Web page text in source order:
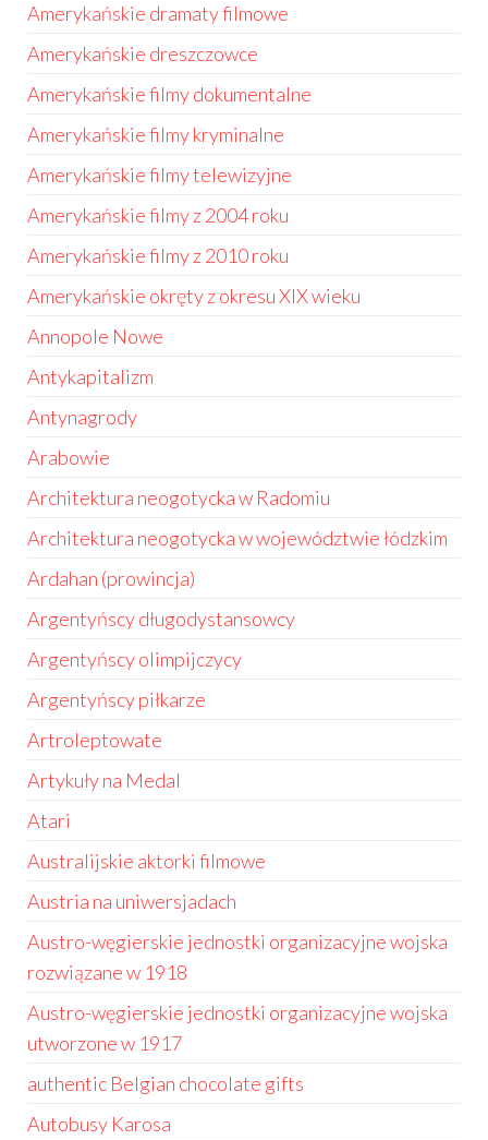
Amerykańskie dramaty filmowe
Amerykańskie dreszczowce
Amerykańskie filmy dokumentalne
Amerykańskie filmy kryminalne
Amerykańskie filmy telewizyjne
Amerykańskie filmy z 2004 roku
Amerykańskie filmy z 2010 roku
Amerykańskie okręty z okresu XIX wieku
Annopole Nowe
Antykapitalizm
Antynagrody
Arabowie
Architektura neogotycka w Radomiu
Architektura neogotycka w województwie łódzkim
Ardahan (prowincja)
Argentyńscy długodystansowcy
Argentyńscy olimpijczycy
Argentyńscy piłkarze
Artroleptowate
Artykuły na Medal
Atari
Australijskie aktorki filmowe
Austria na uniwersjadach
Austro-węgierskie jednostki organizacyjne wojska
rozwiązane w 1918
Austro-węgierskie jednostki organizacyjne wojska
utworzone w 1917
authentic Belgian chocolate gifts
Autobusy Karosa